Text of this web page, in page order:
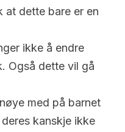
at dette bare er en
ikke å endre
Også dette vil gå
med på barnet
kanskje ikke